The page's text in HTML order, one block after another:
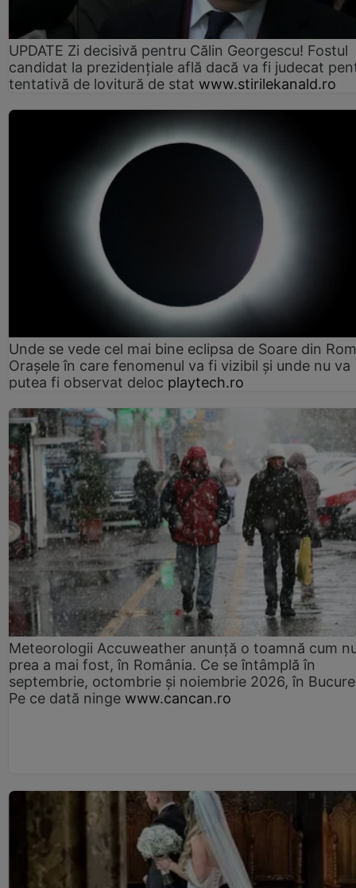
UPDATE Zi decisivă pentru Călin Georgescu! Fostul
candidat la prezidențiale află dacă va fi judecat
tentativă de lovitură de stat www.stirilekanald.ro
Unde se vede cel mai bine eclipsa de Soare din
Orașele în care fenomenul va fi vizibil și unde nu va
putea fi observat deloc playtech.ro
Meteorologii Accuweather anunță o toamnă cum
prea a mai fost, în România. Ce se întâmplă în
septembrie, octombrie și noiembrie 2026, în
Pe ce dată ninge www.cancan.ro